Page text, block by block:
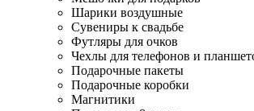
Шарики воздушные
Сувениры к свадьбе
Футляры для очков
Чехлы для телефонов и
Подарочные пакеты
Подарочные коробки
Магнитики